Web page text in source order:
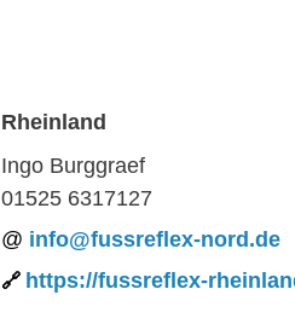
Rheinland
Ingo Burggraef
01525 6317127
info@fussreflex-nord.de
https://fussreflex-